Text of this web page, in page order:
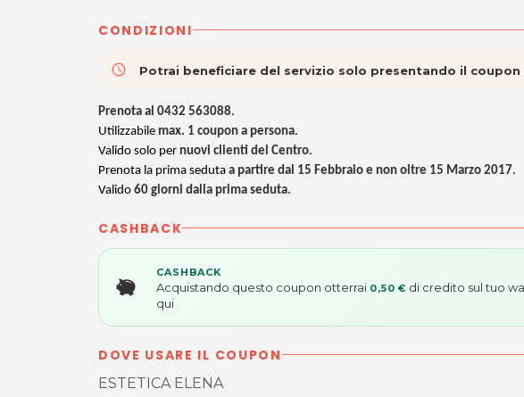
CONDIZIONI
access_time Potrai beneficiare del servizio solo presentando il
Prenota al 0432 563088.
Utilizzabile max. 1 coupon a persona.
Valido solo per nuovi clienti del Centro.
Prenota la prima seduta a partire dal 15 Febbraio e non oltre 15 Marzo 2017.
Valido 60 giorni dalla prima seduta.
CASHBACK
CASHBACK
Acquistando questo coupon otterrai 0,50 € di credito sul tuo
qui
DOVE USARE IL COUPON
ESTETICA ELENA